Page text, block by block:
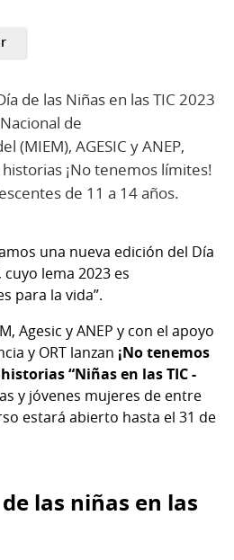
de las Niñas en las TIC 2023
de
(MIEM), AGESIC y ANEP,
¡No tenemos límites!
de 11 a 14 años.
una nueva edición del Día
cuyo lema 2023 es
para la vida”.
Agesic y ANEP y con el apoyo
y ORT lanzan ¡No tenemos
“Niñas en las TIC -
y jóvenes mujeres de entre
estará abierto hasta el 31 de
las niñas en las